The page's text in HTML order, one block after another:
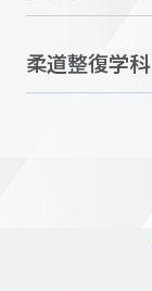
柔道整復学科